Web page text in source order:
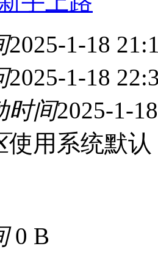
2025-1-18
2025-1-18
时间2025-1-
使用系统默认
0 B